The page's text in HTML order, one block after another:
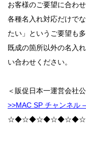
お客様のご要望に合わ
各種名入れ対応だけで
たい」というご要望も多
既成の箇所以外の名入
い合わせください。
＜販促日本一運営会社
>>MAC SP チャンネル